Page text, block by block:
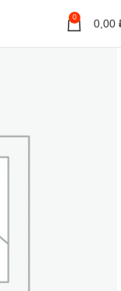
0 0,00